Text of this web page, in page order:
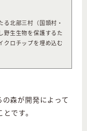
北部三村（国頭村・
野生生物を保護するた
クロチップを埋め込む
森が開発によって
です。